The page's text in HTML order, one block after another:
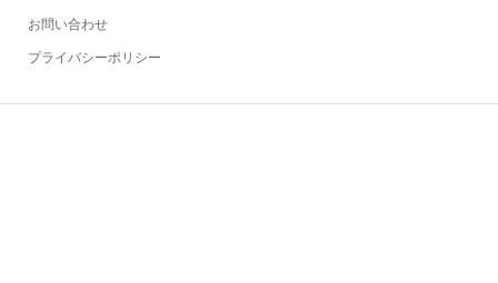
お問い合わせ
プライバシーポリシー